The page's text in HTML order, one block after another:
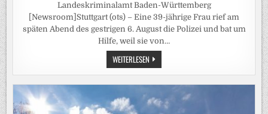
Landeskriminalamt Baden-Württemberg
[Newsroom]Stuttgart (ots) – Eine 39-jährige Frau rief am
späten Abend des gestrigen 6. August die Polizei und bat um
Hilfe, weil sie von…
WEITERLESEN LKA-
BW:
POLIZEILICHER
SCHUSSWAFFENGEBRAUCH
WEINHEIM-
SULZBACH